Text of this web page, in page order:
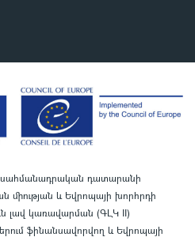
դատարանի
միության և Եվրոպայի խորհրդի
լավ կառավարման (ԳԼԿ II)
ֆինանսավորվող և Եվրոպայի